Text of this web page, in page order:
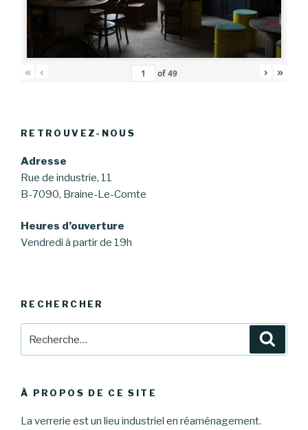
« ‹ of49 › »
RETROUVEZ-NOUS
Adresse
Rue de industrie, 11
B-7090, Braine-Le-Comte
Heures d’ouverture
Vendredi à partir de 19h
RECHERCHER
pour
À PROPOS DE CE SITE
La verrerie est un lieu industriel en réaménagement.